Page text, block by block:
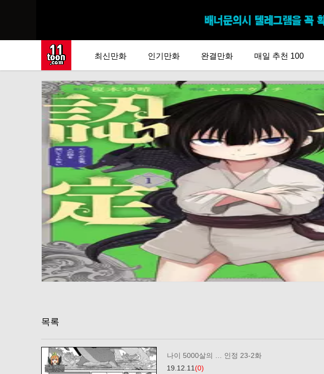
최신만화 인기만화 완결만화 매일 추천 100
목록
나이 5000살의 … 인정 23-2화
19.12.11(0)